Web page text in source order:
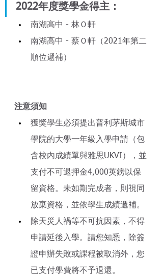
2022年度獎學金得主：
南湖高中 - 林Ｏ軒
南湖高中 - 蔡Ｏ軒（2021年第二
順位遞補）
注意須知
獲獎學生必須提出普利茅斯城市
學院的大學一年級入學申請（包
含校內成績單與雅思UKVI），並
支付不可退押金4,000英鎊以保
留資格。未如期完成者，則視同
放棄資格，並依學生成績遞補。
除天災人禍等不可抗因素，不得
申請延後入學。請您知悉，除簽
證申辦失敗或課程被取消外，您
已支付學費將不予退還。